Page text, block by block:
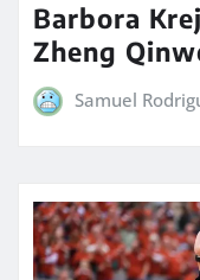
Barbora
Zheng
Samuel